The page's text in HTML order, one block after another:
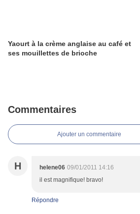
Yaourt à la crème anglaise au café et
ses mouillettes de brioche
Commentaires
Ajouter un commentaire
H helene06 09/01/2011 14:16
il est magnifique! bravo!
Répondre